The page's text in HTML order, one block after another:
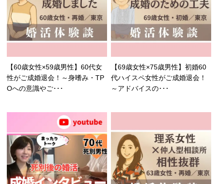
【60歳女性×59歳男性】60代女
性がご成婚退会！～身嗜み・TP
Oへの意識やご･･･
【69歳女性×75歳男性】初婚60
代ハイスペ女性がご成婚退会！
～アドバイスの･･･